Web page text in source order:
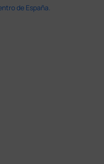
de España.